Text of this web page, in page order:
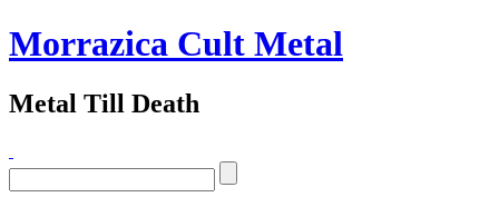
Morrazica Cult Metal
Metal Till Death